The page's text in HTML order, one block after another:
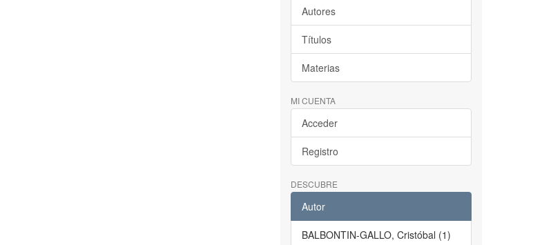
Autores
Títulos
Materias
MI CUENTA
Acceder
Registro
DESCUBRE
Autor
BALBONTIN-GALLO, Cristóbal (1)